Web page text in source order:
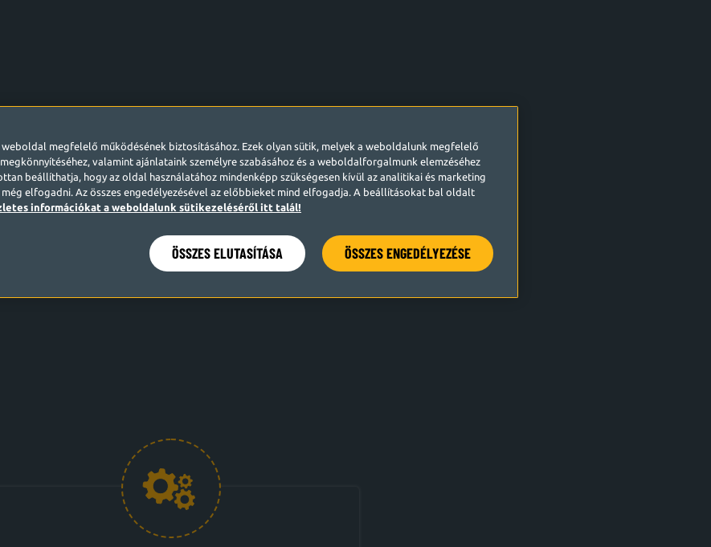
weboldal megfelelő működésének biztosításához. Ezek olyan sütik, melyek a weboldalunk megfelelő
valamint ajánlataink személyre szabásához és a weboldalforgalmunk elemzéséhez
beállíthatja, hogy az oldal használatához mindenképp szükségesen kívül az analitikai és marketing
elfogadni. Az összes engedélyezésével az előbbieket mind elfogadja. A beállításokat bal oldalt
információkat a weboldalunk sütikezeléséről itt talál!
ÖSSZES ELUTASÍTÁSA ÖSSZES ENGEDÉLYEZÉSE